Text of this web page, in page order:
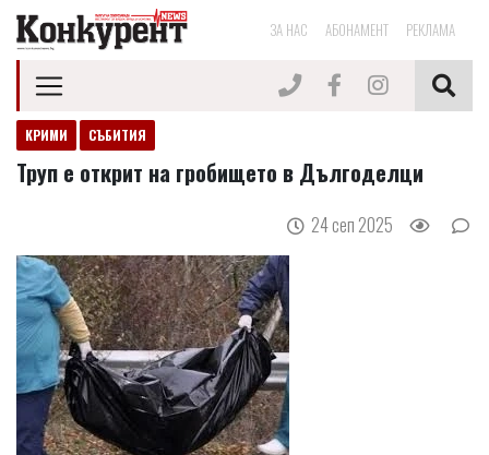
ЗА НАС АБОНАМЕНТ РЕКЛАМА
КРИМИ СЪБИТИЯ
Труп е открит на гробището в Дългоделци
24 сеп 2025